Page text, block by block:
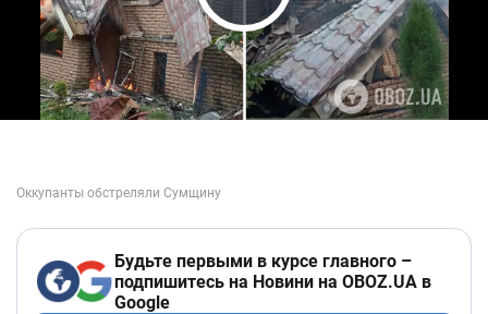
Play Video
Будьте первыми в курсе главного –
подпишитесь на Новини на OBOZ.UA в
Google